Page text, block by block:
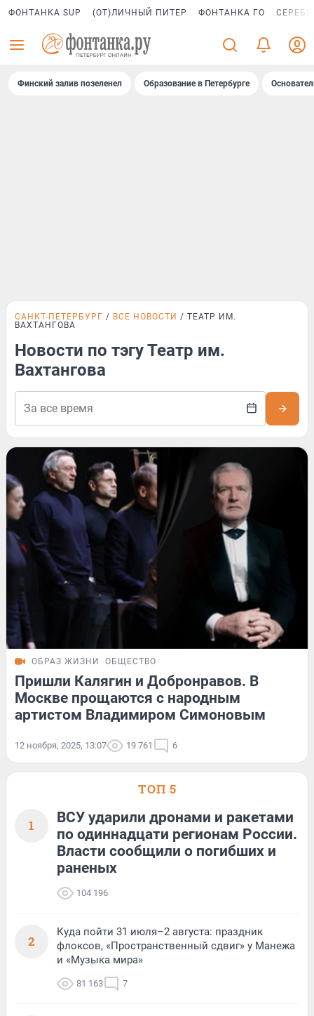
ФОНТАНКА SUP (ОТ)ЛИЧНЫЙ ПИТЕР ФОНТАНКА ГО
Финский залив позеленел Образование в Петербурге
САНКТ-ПЕТЕРБУРГ ВСЕ НОВОСТИ
ТЕАТР ИМ.
ВАХТАНГОВА
Новости по тэгу Театр им.
Вахтангова
ОБРАЗ ЖИЗНИ ОБЩЕСТВО
Пришли Калягин и Добронравов. В
Москве прощаются с народным
артистом Владимиром Симоновым
12 ноября, 2025, 13:07 19 761 6
ТОП 5
1
ВСУ ударили дронами и ракетами
по одиннадцати регионам России.
Власти сообщили о погибших и
раненых
104 196
2
Куда пойти 31 июля–2 августа: праздник
флоксов, «Пространственный сдвиг» у Манежа
и «Музыка мира»
81 163 7